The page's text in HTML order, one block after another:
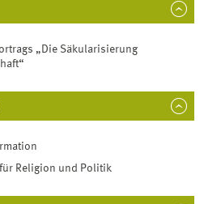
„Die Säkularisierung
Religion und Politik